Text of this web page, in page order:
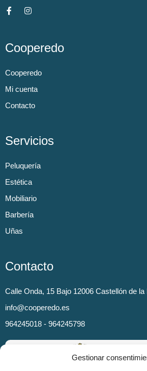
Gestionar
Cooperedo
Cooperedo
Mi cuenta
Contacto
Servicios
Peluquería
Estética
Mobiliario
Barbería
Uñas
Contacto
Calle Onda, 15 Bajo 12006 Castellón de la
info@cooperedo.es
964245018 - 964245798